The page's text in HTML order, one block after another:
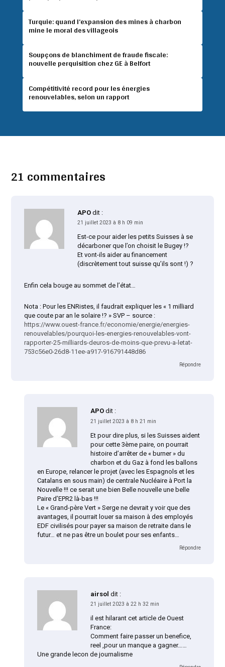
Turquie: quand l’expansion des mines à charbon
mine le moral des villageois
Soupçons de blanchiment de fraude fiscale:
nouvelle perquisition chez GE à Belfort
Compétitivité record pour les énergies
renouvelables, selon un rapport
21 commentaires
APO dit :
21 juillet 2023 à 8 h 09 min
Est-ce pour aider les petits Suisses à se
décarboner que l’on choisit le Bugey !?
Et vont-ils aider au financement
(discrètement tout suisse qu’ils sont !) ?
Enfin cela bouge au sommet de l’état…
Nota : Pour les ENRistes, il faudrait expliquer les « 1 milliard
que coute par an le solaire !? » SVP – source :
https://www.ouest-france.fr/economie/energie/energies-
renouvelables/pourquoi-les-energies-renouvelables-vont-
rapporter-25-milliards-deuros-de-moins-que-prevu-a-letat-
753c56e0-26d8-11ee-a917-916791448d86
Répondre
APO dit :
21 juillet 2023 à 8 h 21 min
Et pour dire plus, si les Suisses aident
pour cette 3ème paire, on pourrait
histoire d’arrêter de « burner » du
charbon et du Gaz à fond les ballons
en Europe, relancer le projet (avec les Espagnols et les
Catalans en sous main) de centrale Nucléaire à Port la
Nouvelle !!! ce serait une bien Belle nouvelle une belle
Paire d’EPR2 là-bas !!!
Le « Grand-père Vert » Serge ne devrait y voir que des
avantages, il pourrait louer sa maison à des employés
EDF civilisés pour payer sa maison de retraite dans le
futur… et ne pas être un boulet pour ses enfants…
Répondre
airsol dit :
21 juillet 2023 à 22 h 32 min
il est hilarant cet article de Ouest
France:
Comment faire passer un benefice,
reel ,pour un manque a gagner……
Une grande lecon de journalisme